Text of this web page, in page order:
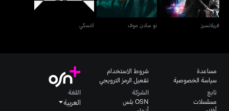
فريلانسرز نو سادن موف لانسكي
مساعدة
سياسة الخصوصية
شروط الاستخدام
تفعيل الرمز الترويجي
تابع
مسلسلات
الشركة
OSN بلس
اللغة
العربية